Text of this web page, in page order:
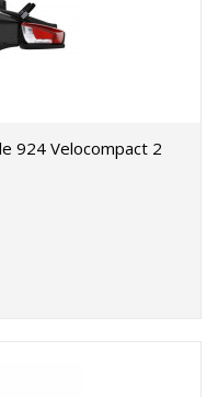
924 Velocompact 2